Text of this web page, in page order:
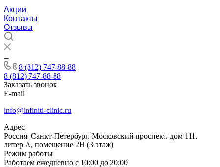
Акции
Контакты
Отзывы
8 (812) 747-88-88
8 (812) 747-88-88
Заказать звонок
E-mail
info@infiniti-clinic.ru
Адрес
Россия, Санкт-Петербург, Московский проспект, дом 111,
литер А, помещение 2Н (3 этаж)
Режим работы
Работаем ежедневно с 10:00 до 20:00